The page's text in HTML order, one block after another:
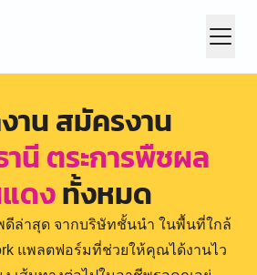
าน สมัครงาน
นี ตระการพืชผล
ดงทั้งหมด
ล่าสุด จากบริษัทชั้นนำ ในพื้นที่ใกล้
แพลตฟอร์มที่ช่วยให้คุณได้งานไว